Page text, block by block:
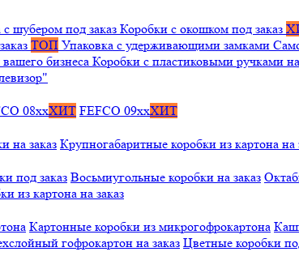
шубером под заказ Коробки с окошком под заказ
ТОП Упаковка с удерживающими замками
бизнеса Коробки с пластиковыми ручками на
08xxХИТ FEFCO 09xxХИТ
на заказ Крупногабаритные коробки из картона на
под заказ Восьмиугольные коробки на заказ
из картона на заказ
Картонные коробки из микрогофрокартона
гофрокартон на заказ Цветные коробки